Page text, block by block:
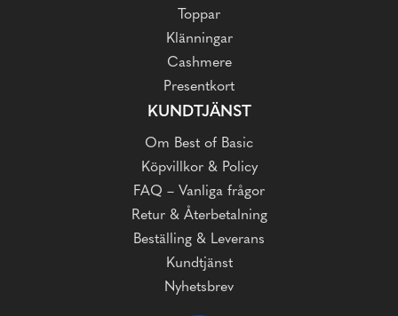
Toppar
Klänningar
Cashmere
Presentkort
KUNDTJÄNST
Om Best of Basic
Köpvillkor & Policy
FAQ – Vanliga frågor
Retur & Återbetalning
Beställing & Leverans
Kundtjänst
Nyhetsbrev